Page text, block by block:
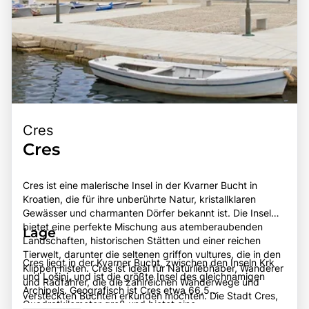
Cres
Cres
Cres ist eine malerische Insel in der Kvarner Bucht in
Kroatien, die für ihre unberührte Natur, kristallklaren
Gewässer und charmanten Dörfer bekannt ist. Die Insel
bietet eine perfekte Mischung aus atemberaubenden
Landschaften, historischen Stätten und einer reichen
Tierwelt, darunter die seltenen griffon vultures, die in den
Klippen nisten. Cres ist ideal für Naturliebhaber, Wanderer
und Radfahrer, die die zahlreichen Wanderwege und
versteckten Buchten erkunden möchten. Die Stadt Cres,
Lage
Cres liegt in der Kvarner Bucht, zwischen den Inseln Krk
und Lošinj, und ist die größte Insel des gleichnamigen
Archipels. Geografisch ist Cres etwa 66,5
Quadratkilometer groß und bietet eine